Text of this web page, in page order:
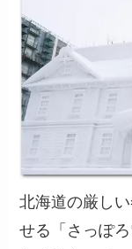
北海道の厳し
せる「さっぽ